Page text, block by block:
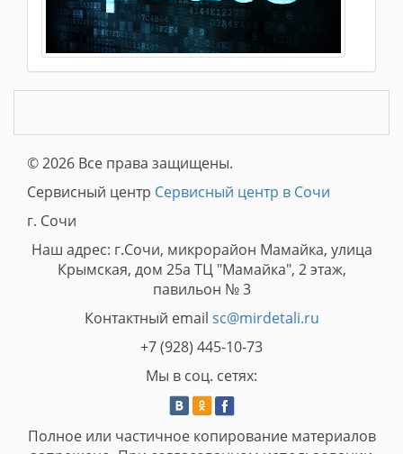
© 2026 Все права защищены.
Сервисный центр Сервисный центр в Сочи
г. Сочи
Наш адрес: г.Сочи, микрорайон Мамайка, улица
Крымская, дом 25а ТЦ "Мамайка", 2 этаж,
павильон № 3
Контактный email sc@mirdetali.ru
+7 (928) 445-10-73
Мы в соц. сетях:
Полное или частичное копирование материалов